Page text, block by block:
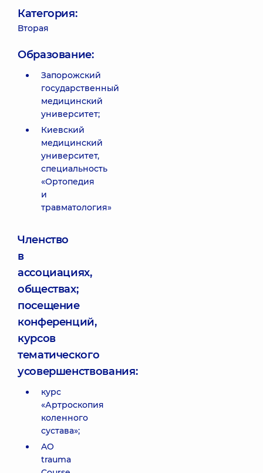
Категория:
Вторая
Образование:
Запорожский
государственный
медицинский
университет;
Киевский
медицинский
университет,
специальность
«Ортопедия
и
травматология»
Членство
в
ассоциациях,
обществах;
посещение
конференций,
курсов
тематического
усовершенствования:
курс
«Артроскопия
коленного
сустава»;
AO
trauma